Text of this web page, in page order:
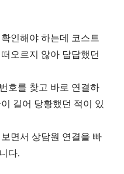
인해야 하는데 코스트
오르지 않아 답답했던
호를 찾고 바로 연결하
길어 당황했던 적이 있
면서 상담원 연결을 빠
다.